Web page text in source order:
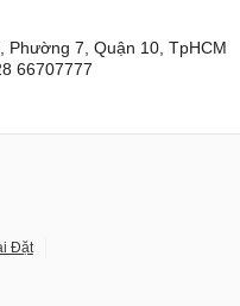
7, Quận 10, TpHCM
66707777
Đặt